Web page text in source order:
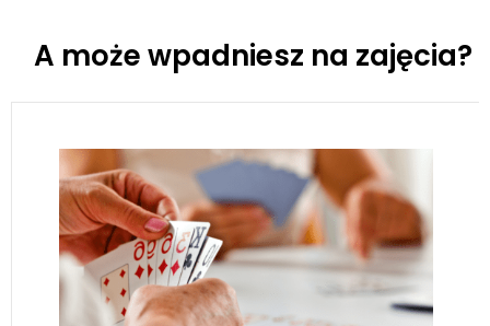
A może wpadniesz na zajęcia?